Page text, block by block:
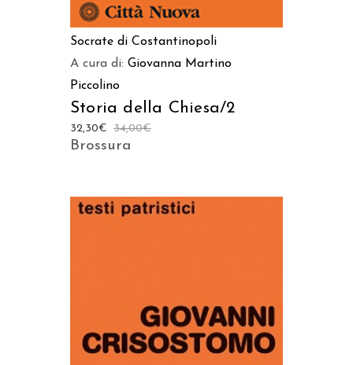
Socrate di Costantinopoli
A cura di: Giovanna Martino
Piccolino
Storia della Chiesa/2
34,00€
32,30€
Brossura
AGGIUNGI AL CARRELLO